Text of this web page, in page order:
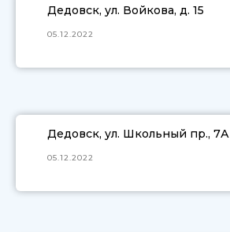
Дедовск, ул. Войкова, д. 15
05.12.2022
Дедовск, ул. Школьный пр., 7А
05.12.2022